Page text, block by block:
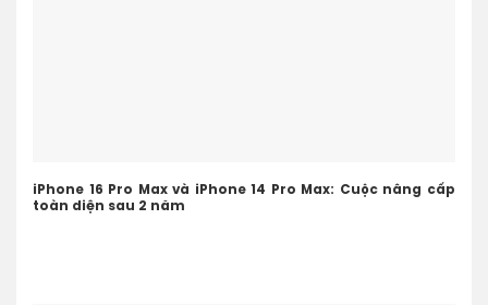
iPhone 16 Pro Max và iPhone 14 Pro Max: Cuộc nâng cấp
toàn diện sau 2 năm